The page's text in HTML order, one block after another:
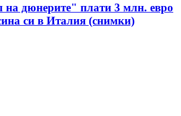
на дюнерите" плати 3 млн. евро
си в Италия (снимки)